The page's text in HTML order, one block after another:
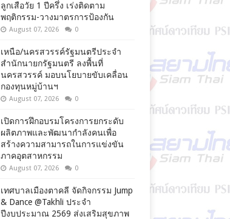
ลูกเสือวัย 1 ปีครึ่ง เร่งติดตาม
พฤติกรรม-วางมาตรการป้องกัน
August 07, 2026 0
เหนือ/นครสวรรค์รัฐมนตรีประจำ
สำนักนายกรัฐมนตรี ลงพื้นที่
นครสวรรค์ มอบนโยบายขับเคลื่อน
กองทุนหมู่บ้านฯ
August 07, 2026 0
เปิดการฝึกอบรมโครงการยกระดับ
ผลิตภาพและพัฒนากำลังคนเพื่อ
สร้างความสามารถในการแข่งขัน
ภาคอุตสาหกรรม
August 07, 2026 0
เทศบาลเมืองตาคลี จัดกิจกรรม Jump
& Dance @Takhli ประจำ
ปีงบประมาณ 2569 ส่งเสริมสุขภาพ